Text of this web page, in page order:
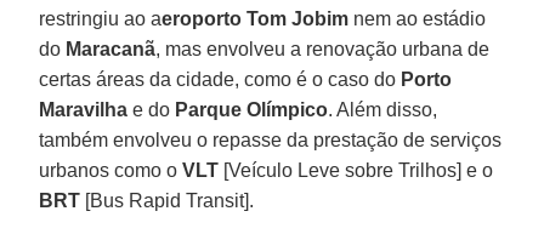
restringiu ao aeroporto Tom Jobim nem ao estádio
do Maracanã, mas envolveu a renovação urbana de
certas áreas da cidade, como é o caso do Porto
Maravilha e do Parque Olímpico. Além disso,
também envolveu o repasse da prestação de serviços
urbanos como oVLT [Veículo Leve sobre Trilhos] e o
BRT [Bus Rapid Transit].